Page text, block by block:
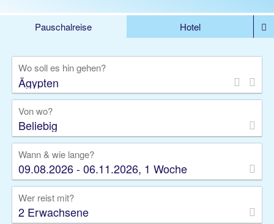
Pauschalreise
Hotel
Rundreise
Kreuzfahrt
Gruppenreise
Camper Privattransfer
Wo soll es hin gehen?
Von wo?
Beliebig
Wann & wie lange?
09.08.2026 - 06.11.2026, 1 Woche
Wer reist mit?
2 Erwachsene